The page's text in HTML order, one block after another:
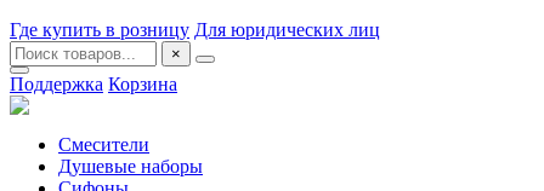
Где купить в розницу Для юридических лиц
×
Поддержка Корзина
Смесители
Душевые наборы